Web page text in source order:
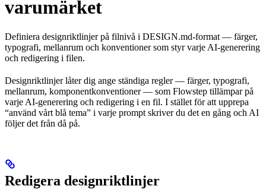
varumärket
Definiera designriktlinjer på filnivå i DESIGN.md-format — färger,
typografi, mellanrum och konventioner som styr varje AI-generering
och redigering i filen.
Designriktlinjer låter dig ange ständiga regler — färger, typografi,
mellanrum, komponentkonventioner — som Flowstep tillämpar på
varje AI-generering och redigering i en fil. I stället för att upprepa
“använd vårt blå tema” i varje prompt skriver du det en gång och AI
följer det från då på.
Redigera designriktlinjer